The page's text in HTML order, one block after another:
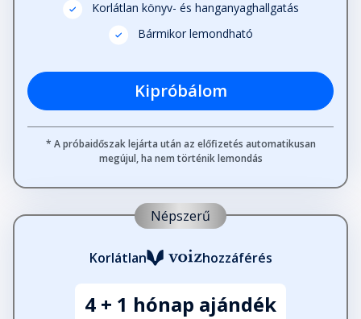
Korlátlan könyv- és hanganyaghallgatás
Bármikor lemondható
Kipróbálom
* A próbaidőszak lejárta után az előfizetés automatikusan
megújul, ha nem történik lemondás
Népszerű
Korlátlan hozzáférés
4 + 1 hónap ajándék